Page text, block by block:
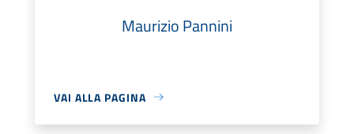
Maurizio Pannini
VAI ALLA PAGINA